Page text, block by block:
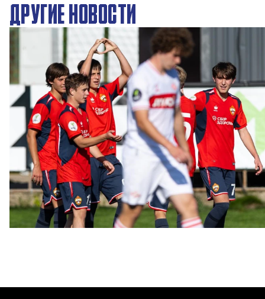
ДРУГИЕ НОВОСТИ
ЮФЛ: Московское дерби на «Октябре»
3 АВГУСТА 2026 14:15